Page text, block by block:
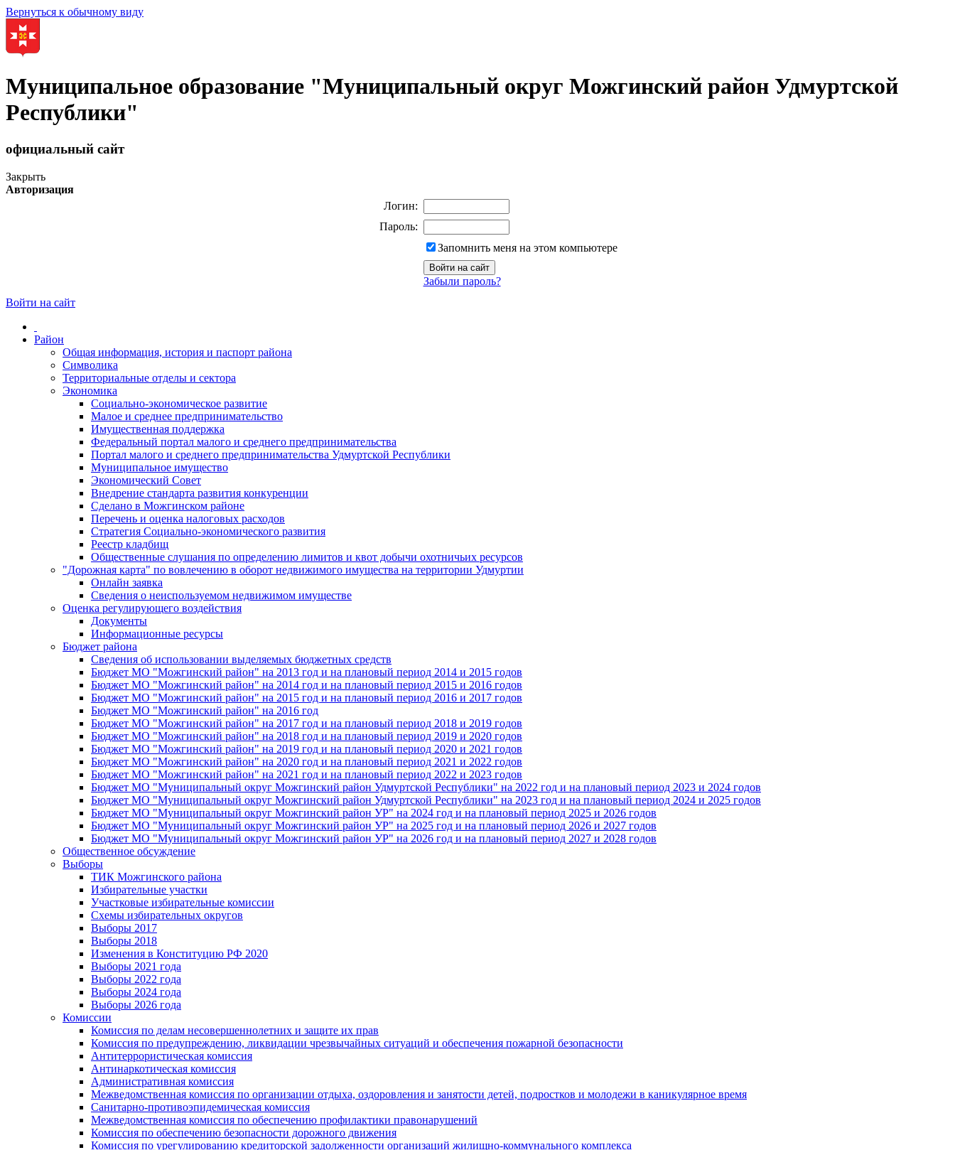
Вернуться к обычному виду
Муниципальное образование "Муниципальный округ Можгинский район Удмуртской
Республики"
официальный сайт
Закрыть
Авторизация
Логин:
Пароль:
Запомнить меня на этом компьютере
Забыли пароль?
Войти на сайт
Район
Общая информация, история и паспорт района
Символика
Территориальные отделы и сектора
Экономика
Социально-экономическое развитие
Малое и среднее предпринимательство
Имущественная поддержка
Федеральный портал малого и среднего предпринимательства
Портал малого и среднего предпринимательства Удмуртской Республики
Муниципальное имущество
Экономический Совет
Внедрение стандарта развития конкуренции
Сделано в Можгинском районе
Перечень и оценка налоговых расходов
Стратегия Социально-экономического развития
Реестр кладбищ
Общественные слушания по определению лимитов и квот добычи охотничьих ресурсов
"Дорожная карта" по вовлечению в оборот недвижимого имущества на территории Удмуртии
Онлайн заявка
Сведения о неиспользуемом недвижимом имуществе
Оценка регулирующего воздействия
Документы
Информационные ресурсы
Бюджет района
Сведения об использовании выделяемых бюджетных средств
Бюджет МО "Можгинский район" на 2013 год и на плановый период 2014 и 2015 годов
Бюджет МО "Можгинский район" на 2014 год и на плановый период 2015 и 2016 годов
Бюджет МО "Можгинский район" на 2015 год и на плановый период 2016 и 2017 годов
Бюджет МО "Можгинский район" на 2016 год
Бюджет МО "Можгинский район" на 2017 год и на плановый период 2018 и 2019 годов
Бюджет МО "Можгинский район" на 2018 год и на плановый период 2019 и 2020 годов
Бюджет МО "Можгинский район" на 2019 год и на плановый период 2020 и 2021 годов
Бюджет МО "Можгинский район" на 2020 год и на плановый период 2021 и 2022 годов
Бюджет МО "Можгинский район" на 2021 год и на плановый период 2022 и 2023 годов
Бюджет МО "Муниципальный округ Можгинский район Удмуртской Республики" на 2022 год и на плановый период 2023 и 2024 годов
Бюджет МО "Муниципальный округ Можгинский район Удмуртской Республики" на 2023 год и на плановый период 2024 и 2025 годов
Бюджет МО "Муниципальный округ Можгинский район УР" на 2024 год и на плановый период 2025 и 2026 годов
Бюджет МО "Муниципальный округ Можгинский район УР" на 2025 год и на плановый период 2026 и 2027 годов
Бюджет МО "Муниципальный округ Можгинский район УР" на 2026 год и на плановый период 2027 и 2028 годов
Общественное обсуждение
Выборы
ТИК Можгинского района
Избирательные участки
Участковые избирательные комиссии
Схемы избирательных округов
Выборы 2017
Выборы 2018
Изменения в Конституцию РФ 2020
Выборы 2021 года
Выборы 2022 года
Выборы 2024 года
Выборы 2026 года
Комиссии
Комиссия по делам несовершеннолетних и защите их прав
Комиссия по предупреждению, ликвидации чрезвычайных ситуаций и обеспечения пожарной безопасности
Антитеррористическая комиссия
Антинаркотическая комиссия
Административная комиссия
Межведомственная комиссия по организации отдыха, оздоровления и занятости детей, подростков и молодежи в каникулярное время
Санитарно-противоэпидемическая комиссия
Межведомственная комиссия по обеспечению профилактики правонарушений
Комиссия по обеспечению безопасности дорожного движения
Комиссия по урегулированию кредиторской задолженности организаций жилищно-коммунального комплекса